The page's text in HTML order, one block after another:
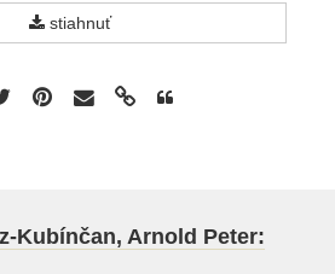
stiahnuť
Kubínčan, Arnold Peter: